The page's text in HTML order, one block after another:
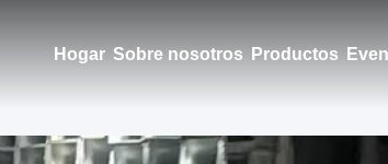
Hogar Sobre nosotros Productos